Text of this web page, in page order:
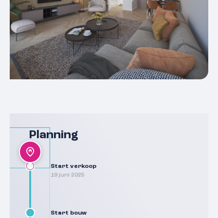
Planning
Start verkoop
19 juni 2025
Start bouw